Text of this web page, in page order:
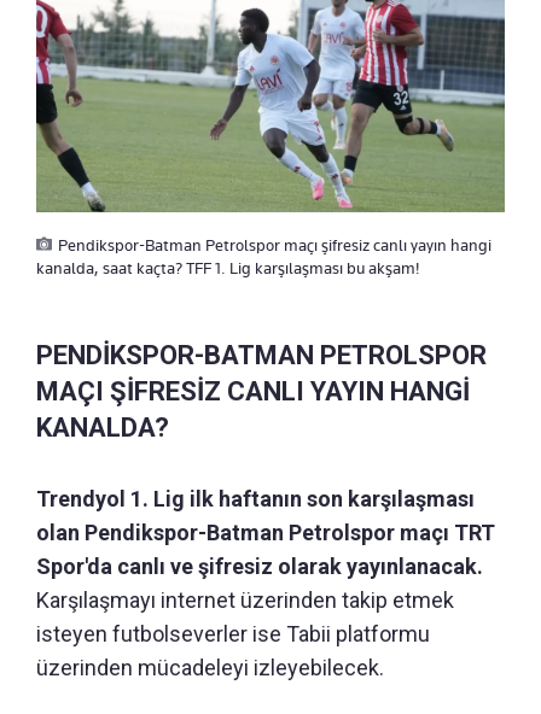
Pendikspor-Batman Petrolspor maçı şifresiz canlı yayın hangi
kanalda, saat kaçta? TFF 1. Lig karşılaşması bu akşam!
PENDİKSPOR-BATMAN PETROLSPOR
MAÇI ŞİFRESİZ CANLI YAYIN HANGİ
KANALDA?
Trendyol 1. Lig ilk haftanın son karşılaşması
olan Pendikspor-Batman Petrolspor maçı TRT
Spor'da canlı ve şifresiz olarak yayınlanacak.
Karşılaşmayı internet üzerinden takip etmek
isteyen futbolseverler ise Tabii platformu
üzerinden mücadeleyi izleyebilecek.